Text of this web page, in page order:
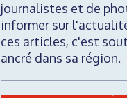
journalistes et de
informer sur
ces articles, c'est
ancré dans sa région.